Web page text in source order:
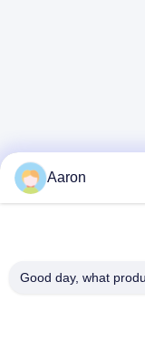
Aaron
Good day, what